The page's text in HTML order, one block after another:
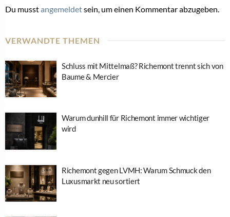
Du musstangemeldetsein, um einen Kommentar abzugeben.
VERWANDTE THEMEN
Schluss mit Mittelmaß? Richemont trennt sich von
Baume & Mercier
Warum dunhill für Richemont immer wichtiger
wird
Richemont gegen LVMH: Warum Schmuck den
Luxusmarkt neu sortiert